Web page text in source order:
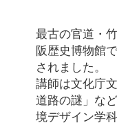
最古の官道・
阪歴史博物館
されました。
講師は文化庁
道路の謎」な
境デザイン学